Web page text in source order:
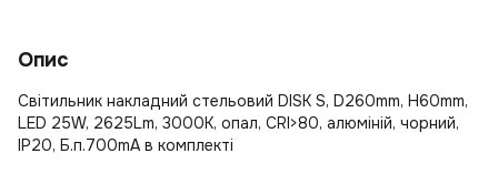
Опис
Світильник накладний стельовий DISK S, D260mm, H60mm,
LED 25W, 2625Lm, 3000К, опал, CRI>80, алюміній, чорний,
IP20, Б.п.700mA в комплекті